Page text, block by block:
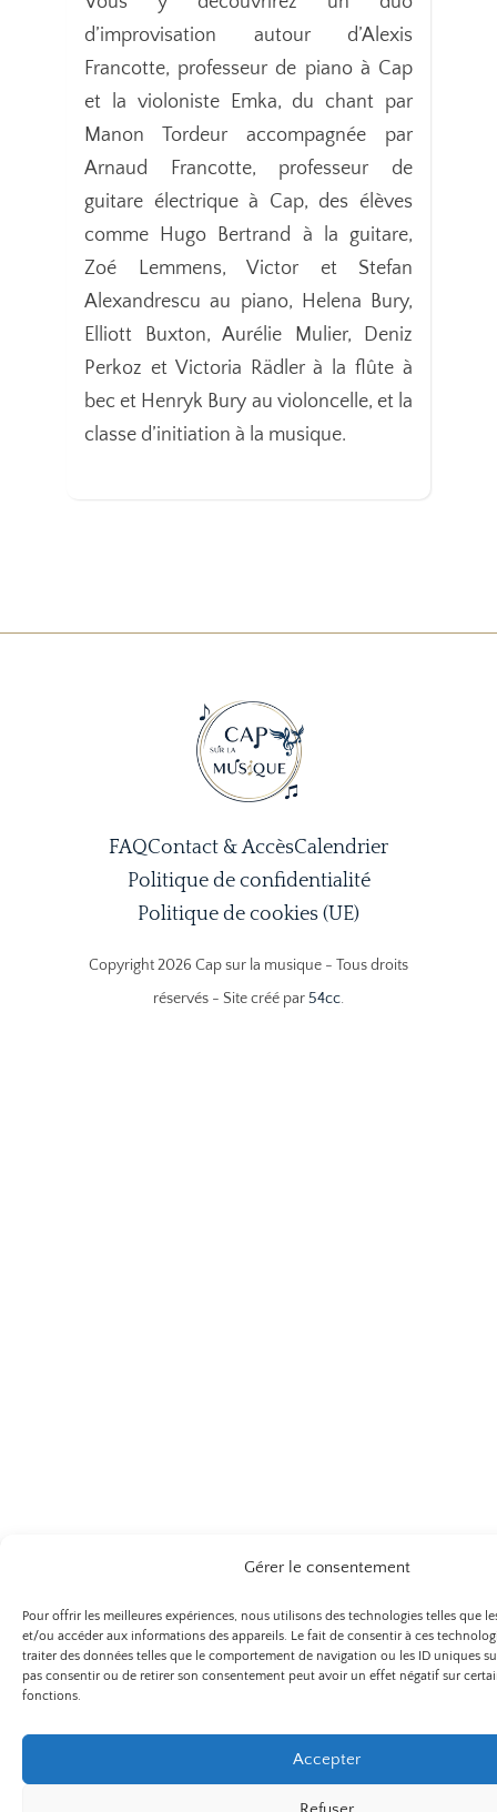
Gérer le consentement
Pour offrir les meilleures expériences, nous utilisons des technologies telles que
et/ou accéder aux informations des appareils. Le fait de consentir à ces
traiter des données telles que le comportement de navigation ou les ID uniques
pas consentir ou de retirer son consentement peut avoir un effet négatif sur
fonctions.
Accepter
d’improvisation autour d’Alexis
Francotte, professeur de piano à Cap
et la violoniste Emka, du chant par
Manon Tordeur accompagnée par
Arnaud Francotte, professeur de
guitare électrique à Cap, des élèves
comme Hugo Bertrand à la guitare,
Zoé Lemmens, Victor et Stefan
Alexandrescu au piano, Helena Bury,
Elliott Buxton, Aurélie Mulier, Deniz
Perkoz et Victoria Rädler à la flûte à
bec et Henryk Bury au violoncelle, et la
classe d’initiation à la musique.
FAQContact & AccèsCalendrier
Politique de confidentialité
Politique de cookies (UE)
Copyright 2026 Cap sur la musique - Tous droits
réservés - Site créé par54cc.